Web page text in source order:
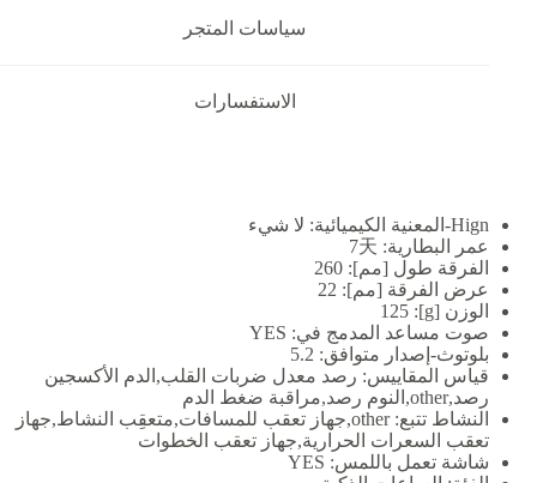
سياسات المتجر
الاستفسارات
Hign-المعنية الكيميائية:
لا شيء
عمر البطارية: 7天
الفرقة طول [مم]: 260
عرض الفرقة [مم]: 22
الوزن [g]:
125
صوت مساعد المدمج في: YES
بلوتوث-إصدار متوافق: 5.2
قياس المقاييس: رصد معدل ضربات القلب,الدم الأكسجين
رصد,other,النوم رصد,مراقبة ضغط الدم
النشاط تتبع:
other,جهاز تعقب للمسافات,متعقِب النشاط,جهاز
تعقب السعرات الحرارية,جهاز تعقب الخطوات
شاشة تعمل باللمس: YES